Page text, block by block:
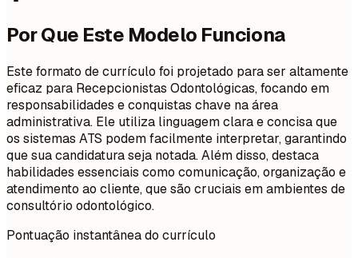
Por Que Este Modelo Funciona
Este formato de currículo foi projetado para ser altamente
eficaz para Recepcionistas Odontológicas, focando em
responsabilidades e conquistas chave na área
administrativa. Ele utiliza linguagem clara e concisa que
os sistemas ATS podem facilmente interpretar, garantindo
que sua candidatura seja notada. Além disso, destaca
habilidades essenciais como comunicação, organização e
atendimento ao cliente, que são cruciais em ambientes de
consultório odontológico.
Pontuação instantânea do currículo